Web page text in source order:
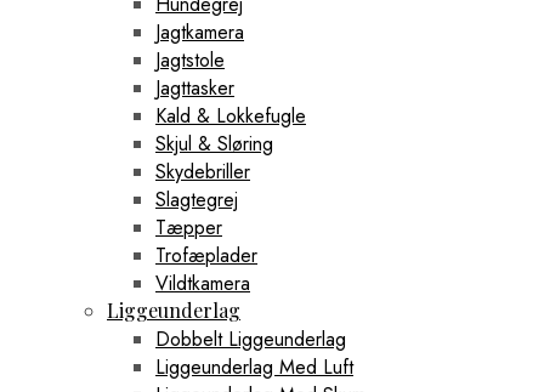
Jagtkamera
Jagtstole
Jagttasker
Kald & Lokkefugle
Skjul & Sløring
Skydebriller
Slagtegrej
Tæpper
Trofæplader
Vildtkamera
Liggeunderlag
Dobbelt Liggeunderlag
Liggeunderlag Med Luft